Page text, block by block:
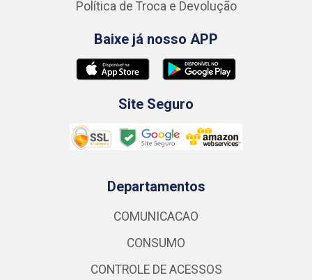
Política de Troca e Devolução
Baixe já nosso APP
Site Seguro
Departamentos
COMUNICACAO
CONSUMO
CONTROLE DE ACESSOS